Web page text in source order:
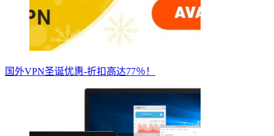
国外VPN圣诞优惠-折扣高达77％！